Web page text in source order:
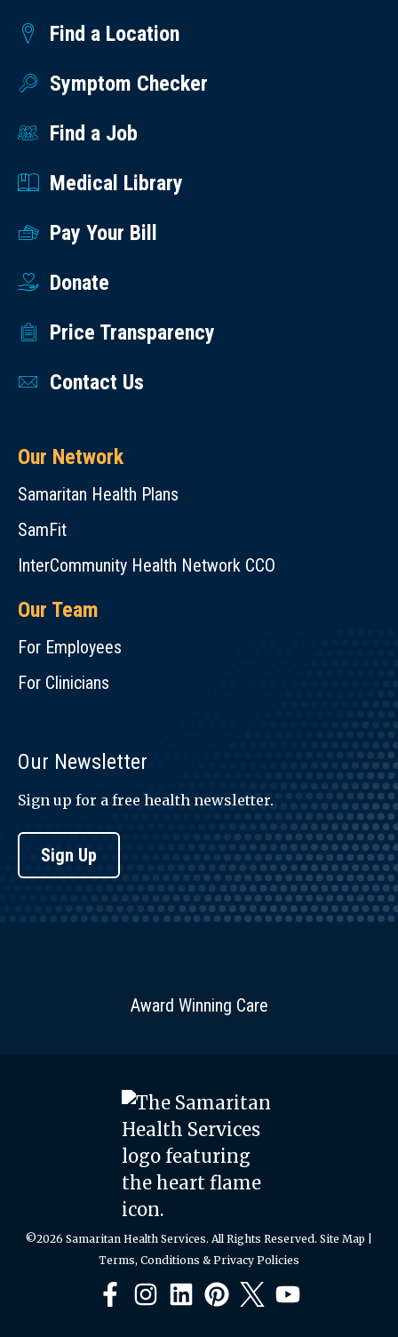
Find a Location
Symptom Checker
Find a Job
Medical Library
Pay Your Bill
Donate
Price Transparency
Contact Us
Our Network
Samaritan Health Plans
SamFit
InterCommunity Health Network CCO
Our Team
For Employees
For Clinicians
Our Newsletter
Sign up for a free health newsletter.
Sign Up
Award Winning Care
©2026 Samaritan Health Services. All Rights Reserved. Site Map
Terms, Conditions & Privacy Policies